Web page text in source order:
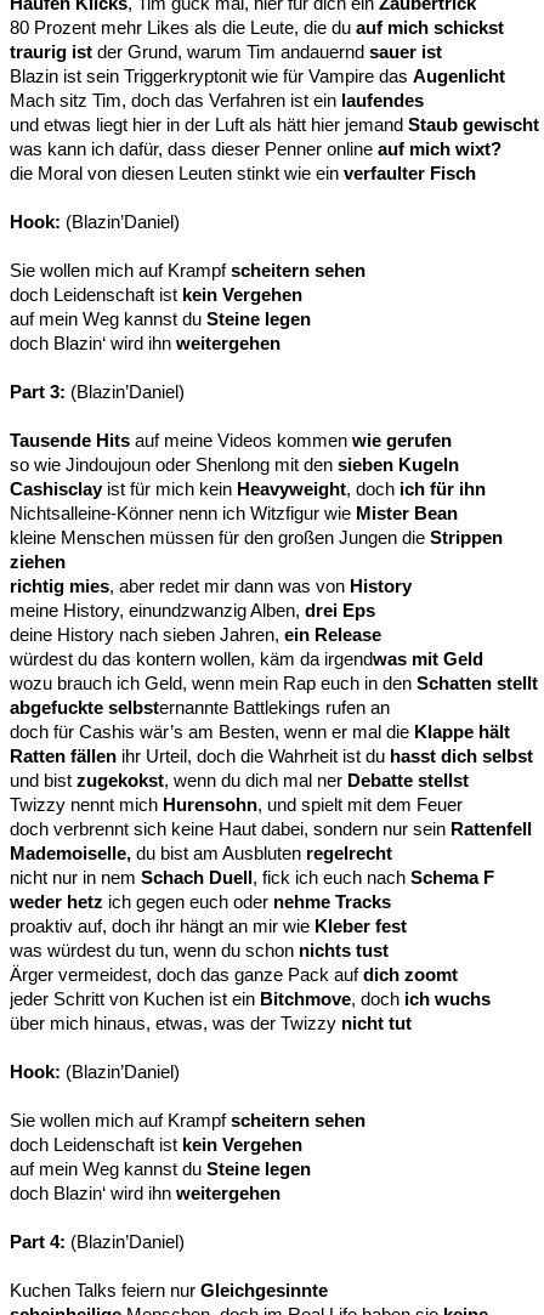
80 Prozent mehr Likes als die Leute, die du auf mich schickst
traurig ist der Grund, warum Tim andauernd sauer ist
Blazin ist sein Triggerkryptonit wie für Vampire das Augenlicht
Mach sitz Tim, doch das Verfahren ist ein laufendes
und etwas liegt hier in der Luft als hätt hier jemand Staub gewischt
was kann ich dafür, dass dieser Penner online auf mich wixt?
die Moral von diesen Leuten stinkt wie ein verfaulter Fisch
Hook: (Blazin’Daniel)
Sie wollen mich auf Krampfscheitern sehen
doch Leidenschaft ist kein Vergehen
auf mein Weg kannst du Steine legen
doch Blazin‘ wird ihn weitergehen
Part 3: (Blazin’Daniel)
Tausende Hits auf meine Videos kommen wie gerufen
so wie Jindoujoun oder Shenlong mit den sieben Kugeln
Cashisclayist für mich kein Heavyweight, doch ich für ihn
Nichtsalleine-Könner nenn ich Witzfigur wie Mister Bean
kleine Menschen müssen für den großen Jungen die Strippen
ziehen
richtig mies, aber redet mir dann was von History
meine History, einundzwanzig Alben, drei Eps
deine History nach sieben Jahren, ein Release
würdest du das kontern wollen, käm da irgendwas mit Geld
wozu brauch ich Geld, wenn mein Rap euch in den Schatten stellt
abgefuckte selbsternannte Battlekings rufen an
doch für Cashis wär’s am Besten, wenn er mal die Klappe hält
Ratten fällen ihr Urteil, doch die Wahrheit ist du hasst dich selbst
und bist zugekokst, wenn du dich mal ner Debatte stellst
Twizzy nennt mich Hurensohn, und spielt mit dem Feuer
doch verbrennt sich keine Haut dabei, sondern nur sein Rattenfell
Mademoiselle, du bist am Ausbluten regelrecht
nicht nur in nem Schach Duell , fick ich euch nach Schema F
weder hetz ich gegen euch oder nehme Tracks
proaktiv auf, doch ihr hängt an mir wie Kleber fest
was würdest du tun, wenn du schon nichts tust
Ärger vermeidest, doch das ganze Pack aufdich zoomt
jeder Schritt von Kuchen ist ein Bitchmove, doch ich wuchs
über mich hinaus, etwas, was der Twizzy nicht tut
Hook: (Blazin’Daniel)
Sie wollen mich auf Krampfscheitern sehen
doch Leidenschaft ist kein Vergehen
auf mein Weg kannst du Steine legen
doch Blazin‘ wird ihn weitergehen
Part 4: (Blazin’Daniel)
Kuchen Talks feiern nur Gleichgesinnte